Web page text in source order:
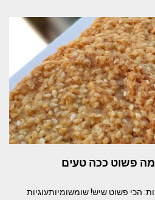
פשוט ככה טעים
הכי פשוט שיש! שומשומיותעוגיות